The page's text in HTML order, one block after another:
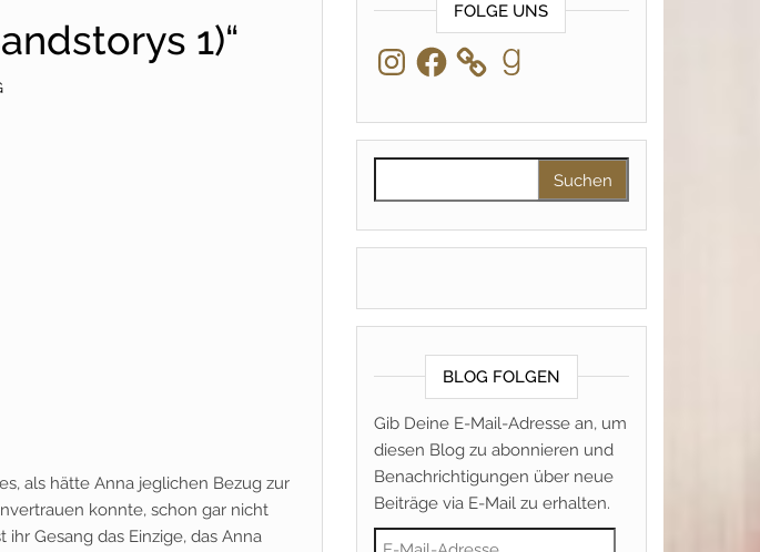
1)“
als hätte Anna jeglichen Bezug zur
konnte, schon gar nicht
Gesang das Einzige, das Anna
FOLGE UNS
InstagramFacebook Goodreads
BLOG FOLGEN
Gib Deine E-Mail-Adresse an, um
diesen Blog zu abonnieren und
Benachrichtigungen über neue
Beiträge via E-Mail zu erhalten.
E-Mail-Adresse